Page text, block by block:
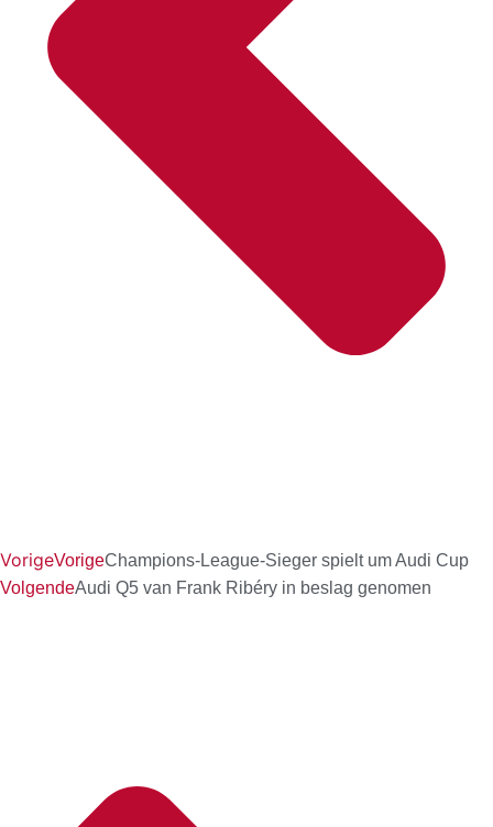
VorigeVorigeChampions-League-Sieger spielt um Audi Cup
VolgendeAudi Q5 van Frank Ribéry in beslag genomen